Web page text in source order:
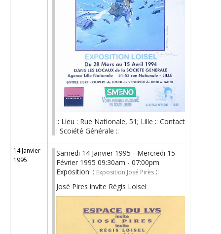
:: Lieu : Rue Nationale, 51; Lille :: Contact
: Scoiété Générale ::
14 Janvier
1995
Samedi 14 Janvier 1995 - Mercredi 15
Février 1995 09:30am - 07:00pm
Exposition :: Exposition José Pirès ::
José Pires invite Régis Loisel